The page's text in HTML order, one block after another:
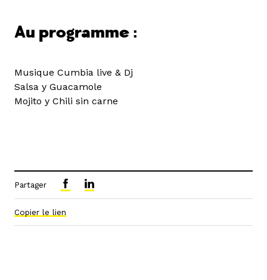
Au programme :
Musique Cumbia live & Dj
Salsa y Guacamole
Mojito y Chili sin carne
Partager
Copier le lien